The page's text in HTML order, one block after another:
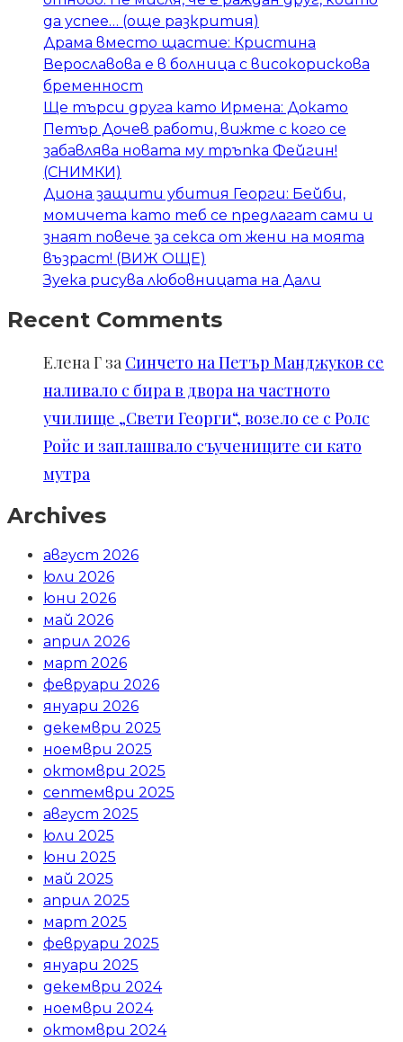
да успее… (още разкрития)
Драма вместо щастие: Кристина
Верославова е в болница с високорискова
бременност
Ще търси друга като Ирмена: Докато
Петър Дочев работи, вижте с кого се
забавлява новата му тръпка Фейгин!
(СНИМКИ)
Диона защити убития Георги: Бейби,
момичета като теб се предлагат сами и
знаят повече за секса от жени на моята
възраст! (ВИЖ ОЩЕ)
Зуека рисува любовницата на Дали
Recent Comments
Елена Г за Синчето на Петър Манджуков се
наливало с бира в двора на частното
училище „Свети Георги“, возело се с Ролс
Ройс и заплашвало съучениците си като
мутра
Archives
август 2026
юли 2026
юни 2026
май 2026
април 2026
март 2026
февруари 2026
януари 2026
декември 2025
ноември 2025
октомври 2025
септември 2025
август 2025
юли 2025
юни 2025
май 2025
април 2025
март 2025
февруари 2025
януари 2025
декември 2024
ноември 2024
октомври 2024